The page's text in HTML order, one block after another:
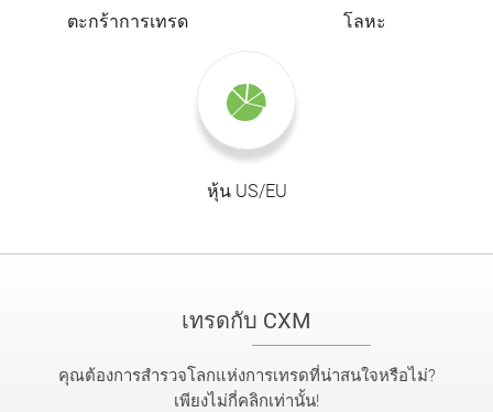
ตะกร้าการเทรด โลหะ
หุ้น US/EU
เทรดกับ CXM
คุณต้องการสำรวจโลกแห่งการเทรดที่น่าสนใจหรือไม่?
เพียงไม่กี่คลิกเท่านั้น!